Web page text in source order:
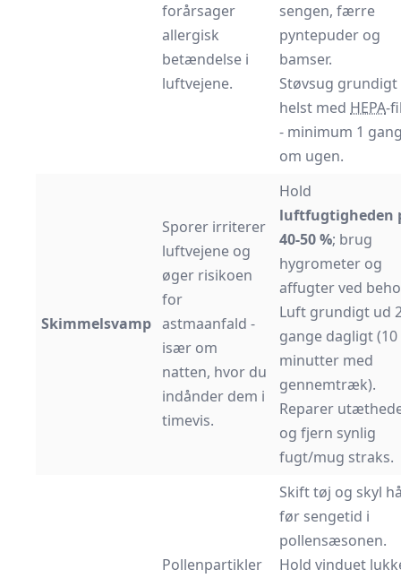
forårsager
allergisk
betændelse i
luftvejene.
sengen, færre
pyntepuder og
bamser.
Støvsug grundigt
helst med HEPA-
- minimum 1
om ugen.
Skimmelsvamp
Sporer irriterer
luftvejene og
øger risikoen
for
astmaanfald -
især om
natten, hvor du
indånder dem i
timevis.
Hold
luftfugtigheden
40-50 %; brug
hygrometer og
affugter ved
Luft grundigt ud
gange dagligt (10
minutter med
gennemtræk).
Reparer
og fjern synlig
fugt/mug straks.
Pollenpartikler
Skift tøj og skyl
før sengetid i
pollensæsonen.
Hold vinduet